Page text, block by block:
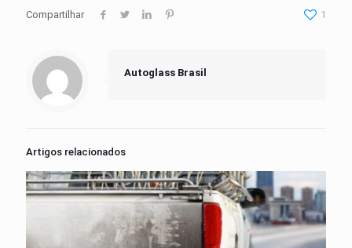
Compartilhar 1
Autoglass Brasil
Artigos relacionados